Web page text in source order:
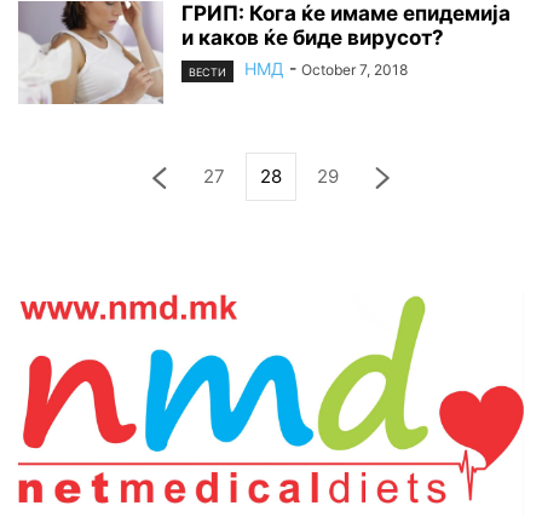
ГРИП: Кога ќе имаме епидемија
и каков ќе биде вирусот?
ВЕСТИ НМД - October 7, 2018
27 28 29